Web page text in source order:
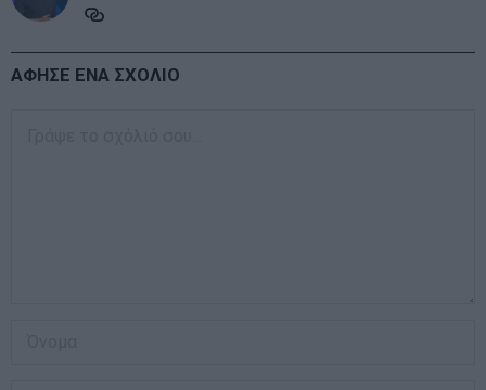
ΑΦΗΣΕ ΕΝΑ ΣΧΟΛΙΟ